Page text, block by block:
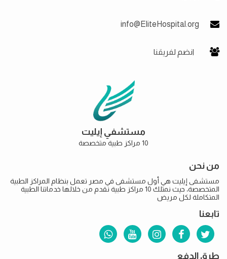
info@EliteHospital.org
انضم لفريقنا
مستشفي إيليت
10 مراكز طبية متخصصة
من نحن
مستشفى إيليت هي أول مستشفى في مصر تعمل بنظام المراكز الطبية
المتخصصة، حيث نمتلك 10 مراكز طبية نقدم من خلالها خدماتنا الطبية
المتكاملة لكل مريض
تابعنا
طرق الدفع